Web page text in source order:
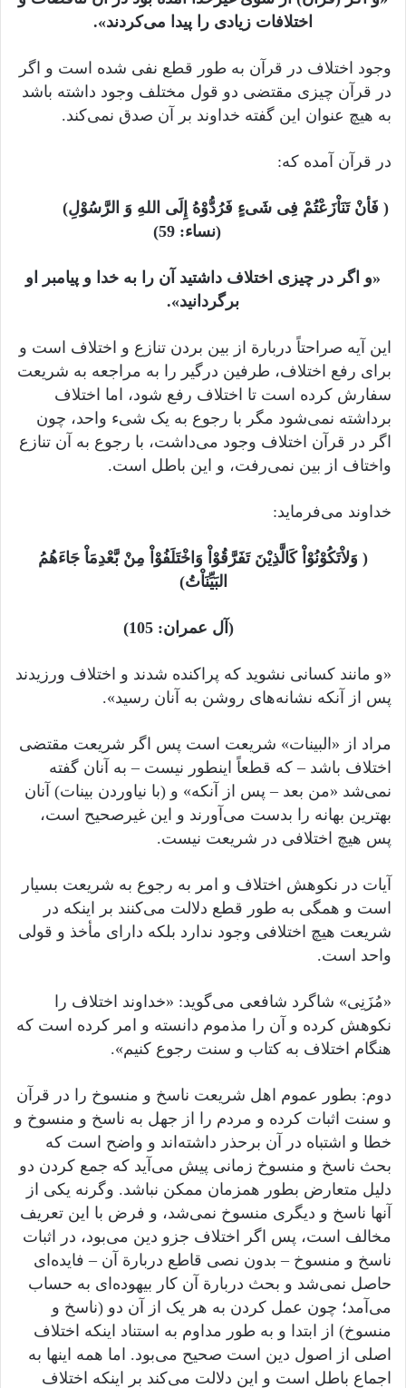
اختلافات زیادی را پیدا می‌کردند».
وجود اختلاف در قرآن به طور قطع نفی شده است و اگر
در قرآن چیزی مقتضی دو قول مختلف وجود داشته باشد
به هیچ عنوان این گفته خداوند بر آن صدق نمی‌کند.
در قرآن آمده که:
( فَأنْ تَنَاْزَعْتُمْ فِی شَیءٍ فَرُدُّوْهُ إِلَی اللهِ وَ الرَّسُوْلِ)
(نساء: 59)
«و اگر در چیزی اختلاف داشتید آن را به خدا و پیامبر او
برگردانید».
این آیه صراحتاً دربارة از بین بردن تنازع و اختلاف است و
برای رفع اختلاف، طرفین درگیر را به مراجعه به شریعت
سفارش کرده است تا اختلاف رفع شود، اما اختلاف
برداشته نمی‌شود مگر با رجوع به یک شیء واحد، چون
اگر در قرآن اختلاف وجود می‌داشت، با رجوع به آن تنازع
واختاف از بین نمی‌رفت، و این باطل است.
خداوند می‌فرماید:
( وَلاْتَکُوْنُوْاْ کَالَّذِیْنَ تَفَرَّقُوْاْ وَاخْتَلَفُوْاْ مِنْ بَّعْدِمَاْ جَاءَهُمُ
البَیِّنَاْتُ)
(آل عمران: 105)
«و مانند کسانی نشوید که پراکنده شدند و اختلاف ورزیدند
پس از آنکه نشانه‌های روشن به آنان رسید».
مراد از «البینات» شریعت است پس اگر شریعت مقتضی
اختلاف باشد – که قطعاً اینطور نیست – به آنان گفته
نمی‌شد «من بعد – پس از آنکه» و (با نیاوردن بینات) آنان
بهترین بهانه را بدست می‌آورند و این غیرصحیح است،
پس هیچ اختلافی در شریعت نیست.
آیات در نکوهش اختلاف و امر به رجوع به شریعت بسیار
است و همگی به طور قطع دلالت می‌کنند بر اینکه در
شریعت هیچ اختلافی وجود ندارد بلکه دارای مأخذ و قولی
واحد است.
«مُزَنِی» شاگرد شافعی می‌گوید: «خداوند اختلاف را
نکوهش کرده و آن را مذموم دانسته و امر کرده است که
هنگام اختلاف به کتاب و سنت رجوع کنیم».
دوم: بطور عموم اهل شریعت ناسخ و منسوخ را در قرآن
و سنت اثبات کرده و مردم را از جهل به ناسخ و منسوخ و
خطا و اشتباه در آن برحذر داشته‌اند و واضح است که
بحث ناسخ و منسوخ زمانی پیش می‌آید که جمع کردن دو
دلیل متعارض بطور همزمان ممکن نباشد. وگرنه یکی از
آنها ناسخ و دیگری منسوخ نمی‌شد، و فرض با این تعریف
مخالف است، پس اگر اختلاف جزو دین می‌بود، در اثبات
ناسخ و منسوخ – بدون نصی قاطع دربارة آن – فایده‌ای
حاصل نمی‌شد و بحث دربارة آن کار بیهوده‌ای به حساب
می‌آمد؛ چون عمل کردن به هر یک از آن دو (ناسخ و
منسوخ) از ابتدا و به طور مداوم به استناد اینکه اختلاف
اصلی از اصول دین است صحیح می‌‌بود. اما همه اینها به
اجماع باطل است و این دلالت می‌کند بر اینکه اختلاف